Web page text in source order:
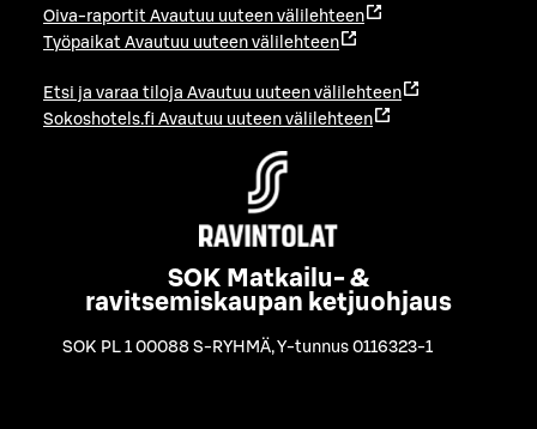
Oiva-raportit Avautuu uuteen välilehteen
Työpaikat Avautuu uuteen välilehteen
Etsi ja varaa tiloja Avautuu uuteen välilehteen
Sokoshotels.fi Avautuu uuteen välilehteen
SOK Matkailu- &
ravitsemiskaupan ketjuohjaus
SOK PL 1 00088 S-RYHMÄ,Y-tunnus 0116323-1